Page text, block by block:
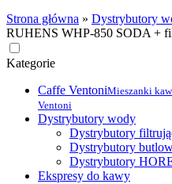
Strona główna » Dystrybutory
RUHENS WHP-850 SODA +
Kategorie
Caffe VentoniMieszanki
Ventoni
Dystrybutory wody
Dystrybutory
Dystrybutory
Dystrybutory
Ekspresy do kawy